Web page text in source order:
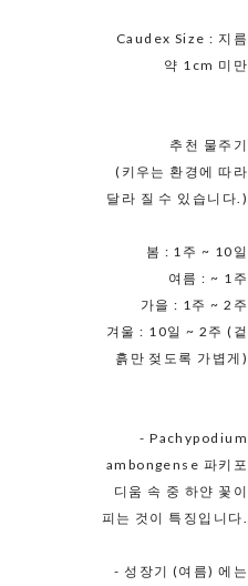
Caudex Size : 지름
약 1cm 미만
추천 물주기
(키우는 환경에 따라
달라 질 수 있습니다.)
봄 : 1주 ~ 10일
여름 : ~ 1주
가을 : 1주 ~ 2주
겨울 : 10일 ~ 2주 (겉
흙만 젖도록 가볍게)
- Pachypodium
ambongense 파키포
디움 속 중 하얀 꽃이
피는 것이 특징입니다.
- 성장기 (여름) 에는